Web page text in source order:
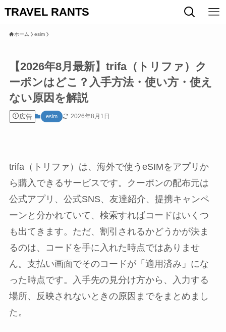
TRAVEL RANTS
ホーム esim
【2026年8月最新】trifa（トリファ）ク
ーポンはどこ？入手方法・使い方・使え
ない原因を解説
広告 esim 2026年8月1日
trifa（トリファ）は、海外で使うeSIMをアプリか
ら購入できるサービスです。クーポンの配布元は
公式アプリ、公式SNS、友達紹介、提携キャンペ
ーンと分かれていて、検索すればコードはいくつ
も出てきます。ただ、割引されるかどうかが決ま
るのは、コードを手に入れた時点ではありませ
ん。支払い画面でそのコードが「適用済み」にな
った時点です。入手先の見分け方から、入力する
場所、反映されないときの原因までをまとめまし
た。